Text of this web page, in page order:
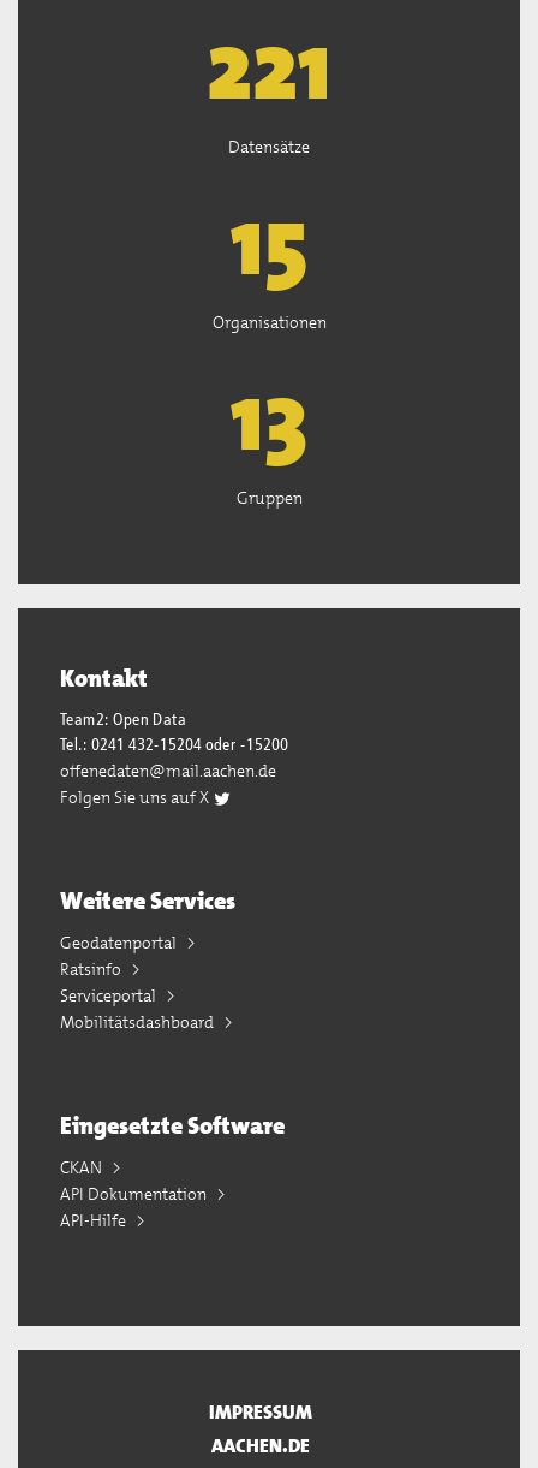
222
Datensätze
15
Organisationen
13
Gruppen
Kontakt
Team2: Open Data
Tel.: 0241 432-15204 oder -15200
offenedaten@mail.aachen.de
Folgen Sie uns auf X
Weitere Services
Geodatenportal
Ratsinfo
Serviceportal
Mobilitätsdashboard
Eingesetzte Software
CKAN
API Dokumentation
API-Hilfe
IMPRESSUM
AACHEN.DE